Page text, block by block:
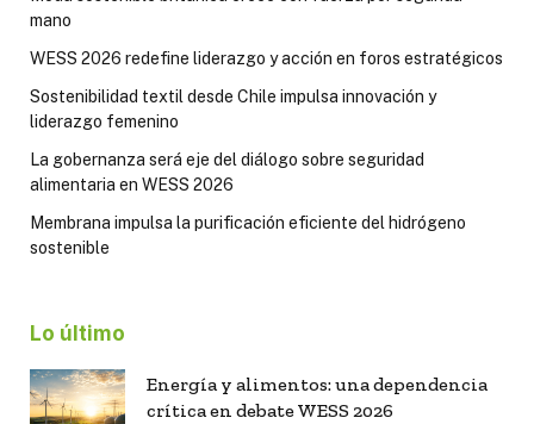
mano
WESS 2026 redefine liderazgo y acción en foros estratégicos
Sostenibilidad textil desde Chile impulsa innovación y
liderazgo femenino
La gobernanza será eje del diálogo sobre seguridad
alimentaria en WESS 2026
Membrana impulsa la purificación eficiente del hidrógeno
sostenible
Lo último
Energía y alimentos: una dependencia
crítica en debate WESS 2026